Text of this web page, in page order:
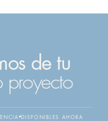
de tu
proyecto
DISPONIBLES AHORA